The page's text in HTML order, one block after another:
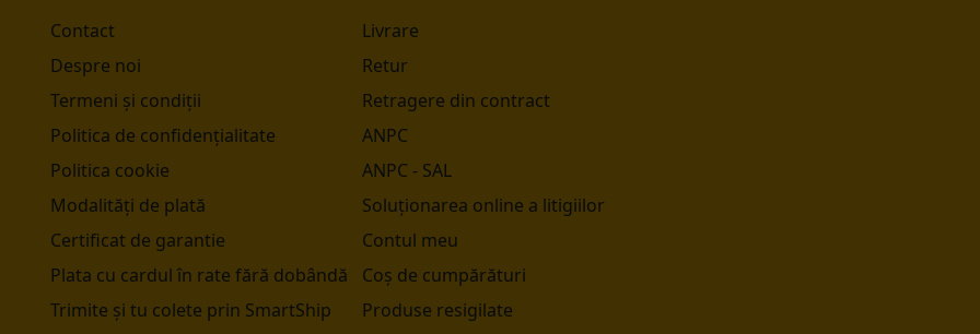
Contact
Despre noi
Termeni și condiții
Politica de confidențialitate
Politica cookie
Modalități de plată
Certificat de garantie
Plata cu cardul în rate fără dobândă
Trimite și tu colete prin SmartShip
Livrare
Retur
Retragere din contract
ANPC
ANPC - SAL
Soluționarea online a litigiilor
Contul meu
Coș de cumpărături
Produse resigilate